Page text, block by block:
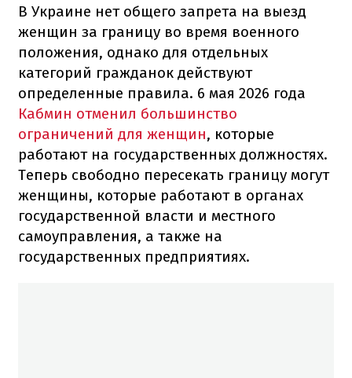
В Украине нет общего запрета на выезд
женщин за границу во время военного
положения, однако для отдельных
категорий гражданок действуют
определенные правила. 6 мая 2026 года
Кабмин отменил большинство
ограничений для женщин, которые
работают на государственных должностях.
Теперь свободно пересекать границу могут
женщины, которые работают в органах
государственной власти и местного
самоуправления, а также на
государственных предприятиях.